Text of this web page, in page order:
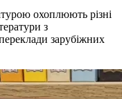
охоплюють різні
з
зарубіжних